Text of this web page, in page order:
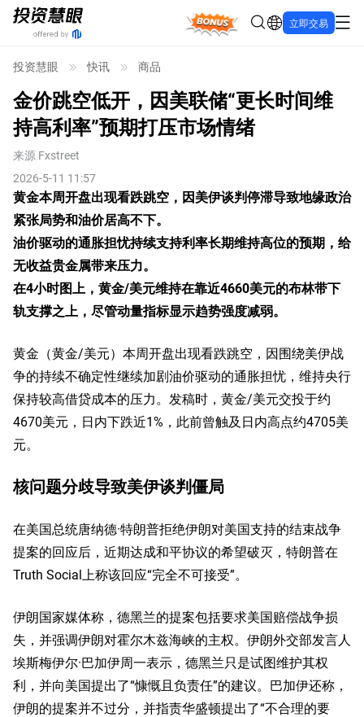
Bonus 立即交易
投资慧眼 快讯 商品
金价跳空低开，因美联储“更长时间维
持高利率”预期打压市场情绪
来源 Fxstreet
2026-5-11 11:57
黄金本周开盘出现看跌跳空，因美伊谈判停滞导致地缘政治
紧张局势和油价居高不下。
油价驱动的通胀担忧持续支持利率长期维持高位的预期，给
无收益贵金属带来压力。
在4小时图上，黄金/美元维持在靠近4660美元的布林带下
轨支撑之上，尽管动量指标显示趋势强度减弱。
黄金（黄金/美元）本周开盘出现看跌跳空，因围绕美伊战
争的持续不确定性继续加剧油价驱动的通胀担忧，维持央行
保持较高借贷成本的压力。发稿时，黄金/美元交投于约
4670美元，日内下跌近1%，此前曾触及日内高点约4705美
元。
核问题分歧导致美伊谈判僵局
在美国总统唐纳德·特朗普拒绝伊朗对美国支持的结束战争
提案的回应后，近期达成和平协议的希望破灭，特朗普在
Truth Social上称该回应“完全不可接受”。
伊朗国家媒体称，德黑兰的提案包括要求美国赔偿战争损
失，并强调伊朗对霍尔木兹海峡的主权。伊朗外交部发言人
埃斯梅伊尔·巴加伊周一表示，德黑兰只是试图维护其权
利，并向美国提出了“慷慨且负责任”的建议。巴加伊还称，
伊朗的提案并不过分，并指责华盛顿提出了“不合理的要